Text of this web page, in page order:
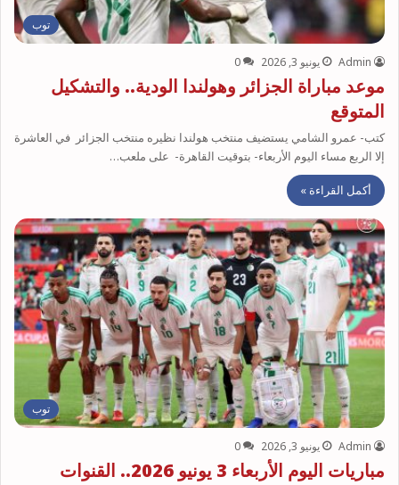
توب
Admin يونيو 3, 2026 0
موعد مباراة الجزائر وهولندا الودية.. والتشكيل
المتوقع
كتب- عمرو الشامي يستضيف منتخب هولندا نظيره منتخب الجزائر في العاشرة
إلا الربع مساء اليوم الأربعاء- بتوقيت القاهرة- على ملعب…
أكمل القراءة »
توب
Admin يونيو 3, 2026 0
مباريات اليوم الأربعاء 3 يونيو 2026.. القنوات